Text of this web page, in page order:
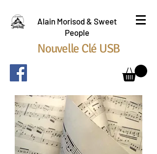
Alain Morisod & Sweet
People
Nouvelle Clé USB